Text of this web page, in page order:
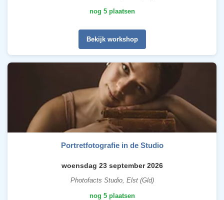
nog 5 plaatsen
Bekijk workshop
Portretfotografie in de Studio
woensdag 23 september 2026
Photofacts Studio, Elst (Gld)
nog 5 plaatsen